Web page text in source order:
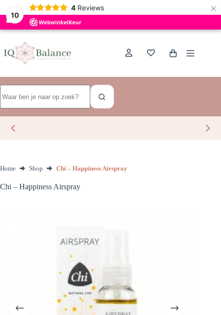
10
4 Reviews ×
Ga
de
inhoud
Winkelwagen
resultaten
Home Shop Chi – Happiness Airspray
Chi – Happiness Airspray